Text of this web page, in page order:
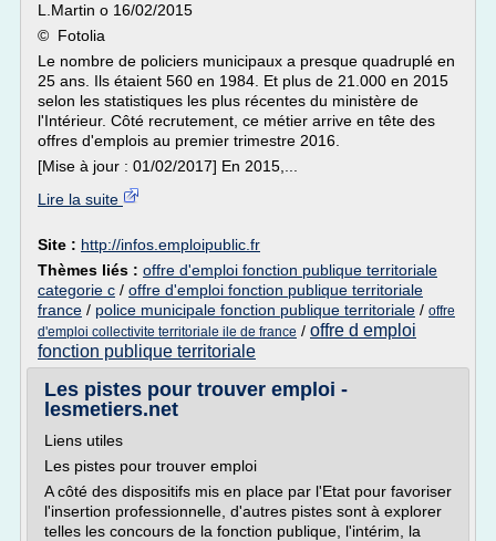
L.Martin o 16/02/2015
© Fotolia
Le nombre de policiers municipaux a presque quadruplé en
25 ans. Ils étaient 560 en 1984. Et plus de 21.000 en 2015
selon les statistiques les plus récentes du ministère de
l'Intérieur. Côté recrutement, ce métier arrive en tête des
offres d'emplois au premier trimestre 2016.
[Mise à jour : 01/02/2017] En 2015,...
Lire la suite
Site : http://infos.emploipublic.fr
Thèmes liés : offre d'emploi fonction publique territoriale
categorie c / offre d'emploi fonction publique territoriale
france / police municipale fonction publique territoriale / offre
d'emploi collectivite territoriale ile de france / offre d emploi
fonction publique territoriale
Les pistes pour trouver emploi -
lesmetiers.net
Liens utiles
Les pistes pour trouver emploi
A côté des dispositifs mis en place par l'Etat pour favoriser
l'insertion professionnelle, d'autres pistes sont à explorer
telles les concours de la fonction publique, l'intérim, la